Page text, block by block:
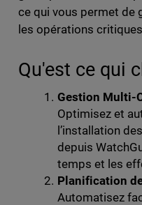
ce qui vous permet de
les opérations
Qu'est ce qui
Gestion Multi-
Optimisez et
l’installation
depuis
temps et les
Planification
Automatisez